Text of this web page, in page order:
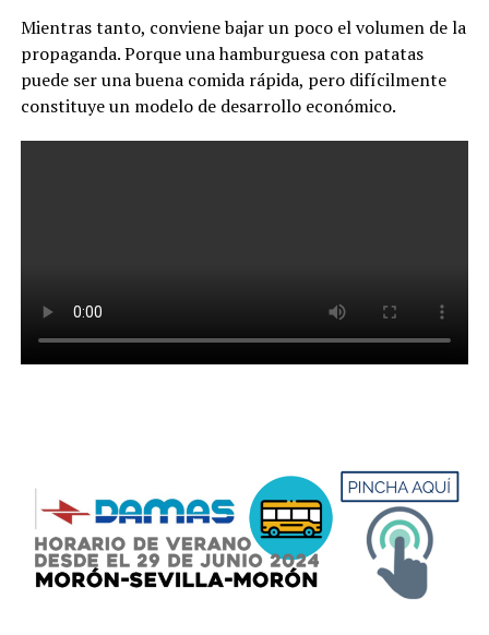
Mientras tanto, conviene bajar un poco el volumen de la
propaganda. Porque una hamburguesa con patatas
puede ser una buena comida rápida, pero difícilmente
constituye un modelo de desarrollo económico.